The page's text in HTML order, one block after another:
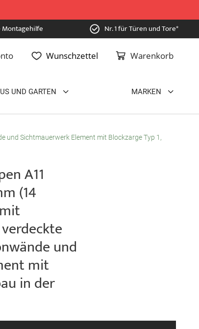
Nr. 1 für Türen und Tore*
Warenkorb
Wunschzettel
UND GARTEN MARKEN
und Sichtmauerwerk Element mit Blockzarge Typ 1,
A11
(14
und
mit
in der